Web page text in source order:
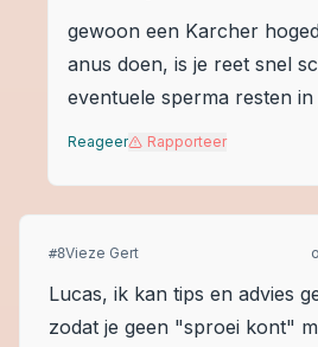
gewoon een Karcher
anus doen, is je reet snel
eventuele sperma resten in
Reageer Rapporteer
#8Vieze Gert
Lucas, ik kan tips en advies
zodat je geen "sproei kont"